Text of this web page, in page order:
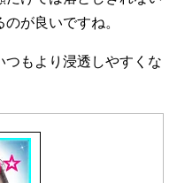
が良いですね。
もより浸透しやすくな